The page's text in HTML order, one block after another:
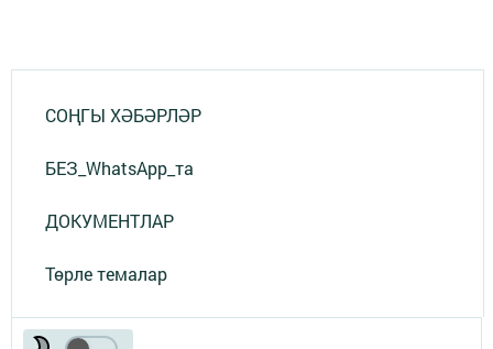
СОҢГЫ ХӘБӘРЛӘР
БЕЗ_WhatsApp_та
ДОКУМЕНТЛАР
Төрле темалар